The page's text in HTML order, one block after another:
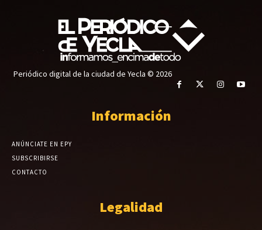
Periódico digital de la ciudad de Yecla © 2026
Información
ANÚNCIATE EN EPY
SUBSCRIBIRSE
CONTACTO
Legalidad